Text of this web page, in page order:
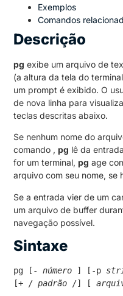
Exemplos
Comandos
Descrição
pg exibe um arquivo de
(a altura da tela do
um prompt é exibido. O
de nova linha para
teclas descritas abaixo.
Se nenhum nome do
comando ,pg lê da
for um terminal,pg age
arquivo com seu nome, se
Se a entrada vier de um
um arquivo de buffer
navegação possível.
Sintaxe
pg [- número ] [-p
[+ / padrão /] [